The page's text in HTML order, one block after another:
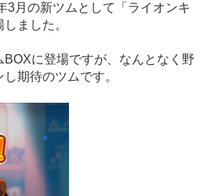
3月の新ツムとして「ライオンキ
ました。
に登場ですが、なんとなく野
期待のツムです。